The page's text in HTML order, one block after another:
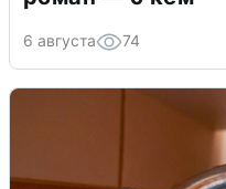
6 августа 74